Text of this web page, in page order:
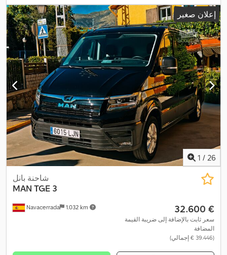
مساحة التحميل:4.300 مم , ارتفاع مساحة التحميل:1.960 مم
, حجم
مساحة التحميل:16 م³ , سعة خزان الوقود:75 ل , فئة الانبعاثات:يورو 6 ,
لون:أبيض, سنة الصنع:2023, معدات:باب منزلق, برنامج الثبات
الإلكتروني (ESP), تكييف الهواء, توجيه معزز بالطاقة, حساسات الركن,
قفل مركزي, كمبيوتر على متن المركبة, مثبت السرعة, مدفأة المقعد,
نظام الفرامل المانعة للانغلاق (ABS), نظام منع التشغيل,
إعلان صغير
1 / 26
Navacerrada 1.032 km
شاحنة بانل
MAN TGE 3
‏32.600 €
سعر ثابت بالإضافة إلى ضريبة القيمة
المضافة
(‏39.446 € إجمالي)